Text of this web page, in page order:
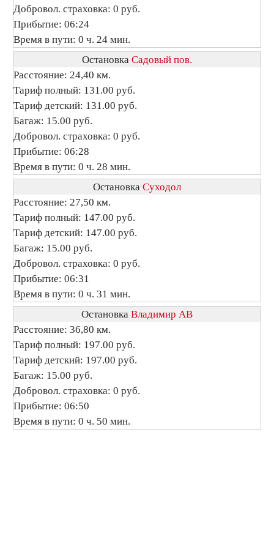
Добровол. страховка: 0 руб.
Прибытие: 06:24
Время в пути: 0 ч. 24 мин.
Остановка Садовый пов.
Расстояние: 24,40 км.
Тариф полный: 131.00 руб.
Тариф детский: 131.00 руб.
Багаж: 15.00 руб.
Добровол. страховка: 0 руб.
Прибытие: 06:28
Время в пути: 0 ч. 28 мин.
Остановка Суходол
Расстояние: 27,50 км.
Тариф полный: 147.00 руб.
Тариф детский: 147.00 руб.
Багаж: 15.00 руб.
Добровол. страховка: 0 руб.
Прибытие: 06:31
Время в пути: 0 ч. 31 мин.
Остановка Владимир АВ
Расстояние: 36,80 км.
Тариф полный: 197.00 руб.
Тариф детский: 197.00 руб.
Багаж: 15.00 руб.
Добровол. страховка: 0 руб.
Прибытие: 06:50
Время в пути: 0 ч. 50 мин.